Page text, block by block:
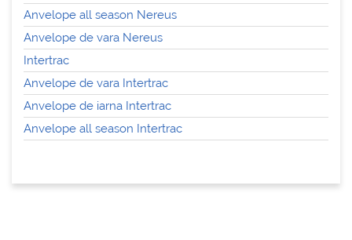
Anvelope all season Nereus
Anvelope de vara Nereus
Intertrac
Anvelope de vara Intertrac
Anvelope de iarna Intertrac
Anvelope all season Intertrac